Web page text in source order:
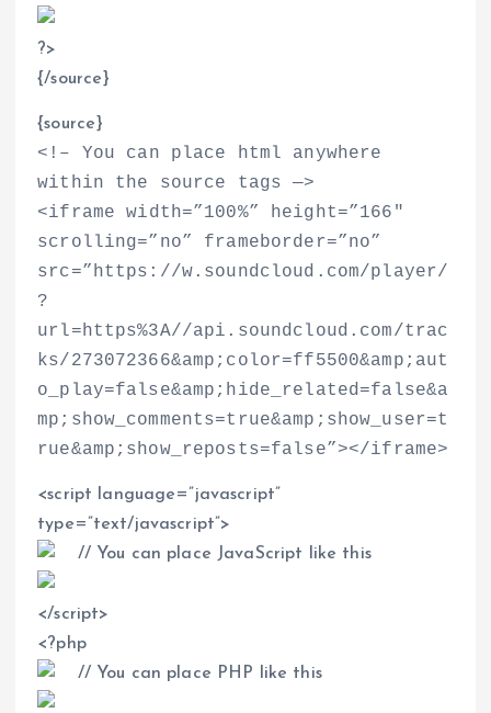
?>
{/source}
{source}
< !– You can place html anywhere
within the source tags —>
<iframe width=”100%” height=”166″
scrolling=”no” frameborder=”no”
src=”https://w.soundcloud.com/player/
?
url=https%3A//api.soundcloud.com/trac
ks/273072366&amp;color=ff5500&amp;aut
o_play=false&amp;hide_related=false&a
mp;show_comments=true&amp;show_user=t
rue&amp;show_reposts=false”></iframe>
<script language=”javascript”
type=”text/javascript”>
// You can place JavaScript like this
</script>
<?php
// You can place PHP like this